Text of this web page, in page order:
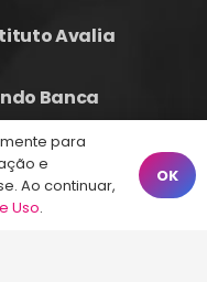
Avalia
Banca
Balneário
para
e
Ao continuar,
Uso.
OK